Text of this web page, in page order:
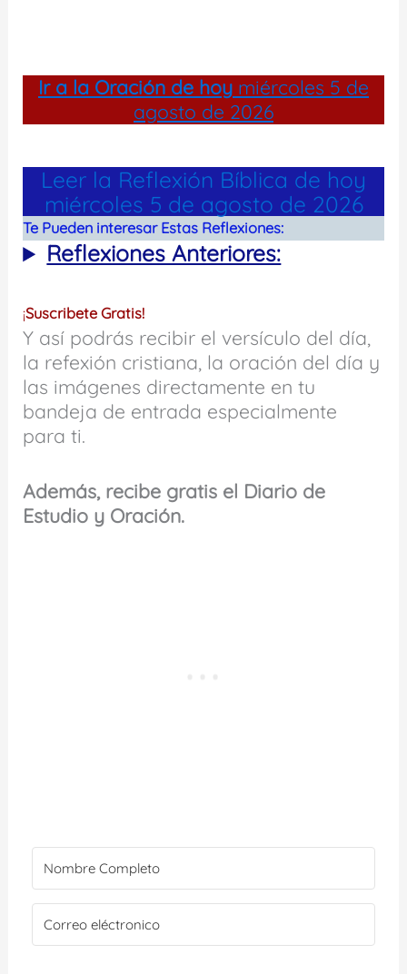
Ir a la Oración de hoy miércoles 5 de
agosto de 2026
Leer la Reflexión Bíblica de hoy
miércoles 5 de agosto de 2026
Te Pueden interesar Estas Reflexiones:
Reflexiones Anteriores:
¡Suscribete Gratis!
Y así podrás recibir el versículo del día,
la refexión cristiana, la oración del día y
las imágenes directamente en tu
bandeja de entrada especialmente
para ti.
Además, recibe gratis el Diario de
Estudio y Oración.